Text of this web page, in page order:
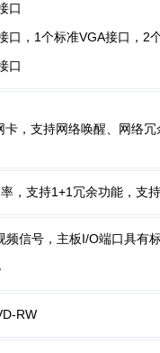
口
口，1个标准VGA接口，2
口
卡，支持网络唤醒、网络
，支持1+1冗余功能，支
频信号，主板I/O端口具有
RW